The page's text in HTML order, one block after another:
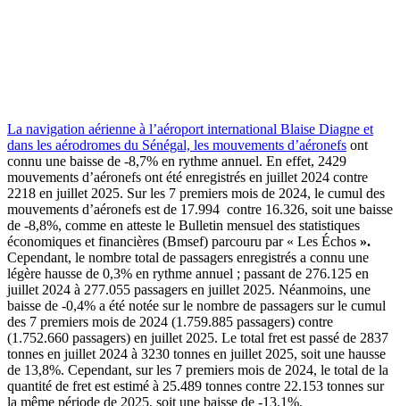
La navigation aérienne à l’aéroport international Blaise Diagne et
dans les aérodromes du Sénégal, les mouvements d’aéronefs ont
connu une baisse de -8,7% en rythme annuel. En effet, 2429
mouvements d’aéronefs ont été enregistrés en juillet 2024 contre
2218 en juillet 2025. Sur les 7 premiers mois de 2024, le cumul des
mouvements d’aéronefs est de 17.994 contre 16.326, soit une baisse
de -8,8%, comme en atteste le Bulletin mensuel des statistiques
économiques et financières (Bmsef) parcouru par « Les Échos ».
Cependant, le nombre total de passagers enregistrés a connu une
légère hausse de 0,3% en rythme annuel ; passant de 276.125 en
juillet 2024 à 277.055 passagers en juillet 2025. Néanmoins, une
baisse de -0,4% a été notée sur le nombre de passagers sur le cumul
des 7 premiers mois de 2024 (1.759.885 passagers) contre
(1.752.660 passagers) en juillet 2025. Le total fret est passé de 2837
tonnes en juillet 2024 à 3230 tonnes en juillet 2025, soit une hausse
de 13,8%. Cependant, sur les 7 premiers mois de 2024, le total de la
quantité de fret est estimé à 25.489 tonnes contre 22.153 tonnes sur
la même période de 2025, soit une baisse de -13,1%.